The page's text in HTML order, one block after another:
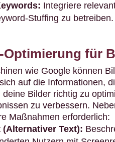
Integriere
Stuffing zu betreiben.
Optimierung für
wie Google können
auf die Informationen,
deine Bilder richtig zu
zu verbessern.
Maßnahmen erforderlich:
(Alternativer Text):